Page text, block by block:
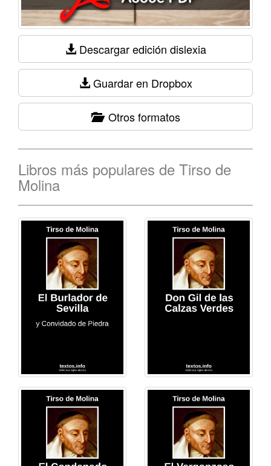
Descargar edición dislexia
Guardar en Dropbox
Otros formatos
Libros más populares de Tirso de
Molina